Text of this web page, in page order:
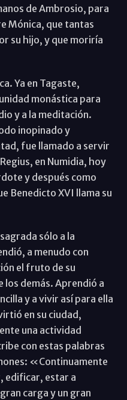
de Ambrosio, para
Mónica, que tantas
su hijo, y que moriría
Ya en Tagaste,
monástica para
y a la meditación.
inopinado y
fue llamado a servir
en Numidia, hoy
y después como
Benedicto XVI llama su
sólo a la
a menudo con
el fruto de su
los demás. Aprendió a
y a vivir así para ella
en su ciudad,
una actividad
con estas palabras
«Continuamente
edificar, estar a
carga y un gran